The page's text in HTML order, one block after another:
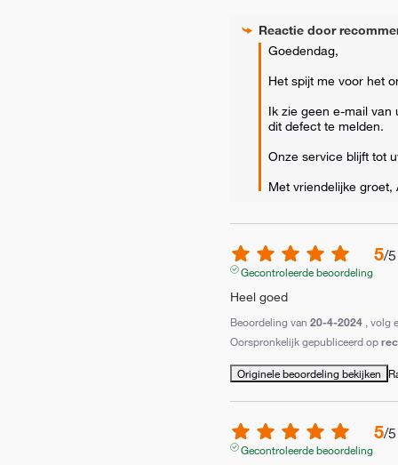
Reactie door
Goedendag,
Het spijt me voor het
Ik zie geen e-mail van
dit defect te melden.
Onze service blijft tot
Met vriendelijke groet,
5/5
Gecontroleerde beoordeling
Heel goed
Beoordeling van 20-4-2024 , volg
Oorspronkelijk gepubliceerd op
Originele beoordeling bekijken
5/5
Gecontroleerde beoordeling